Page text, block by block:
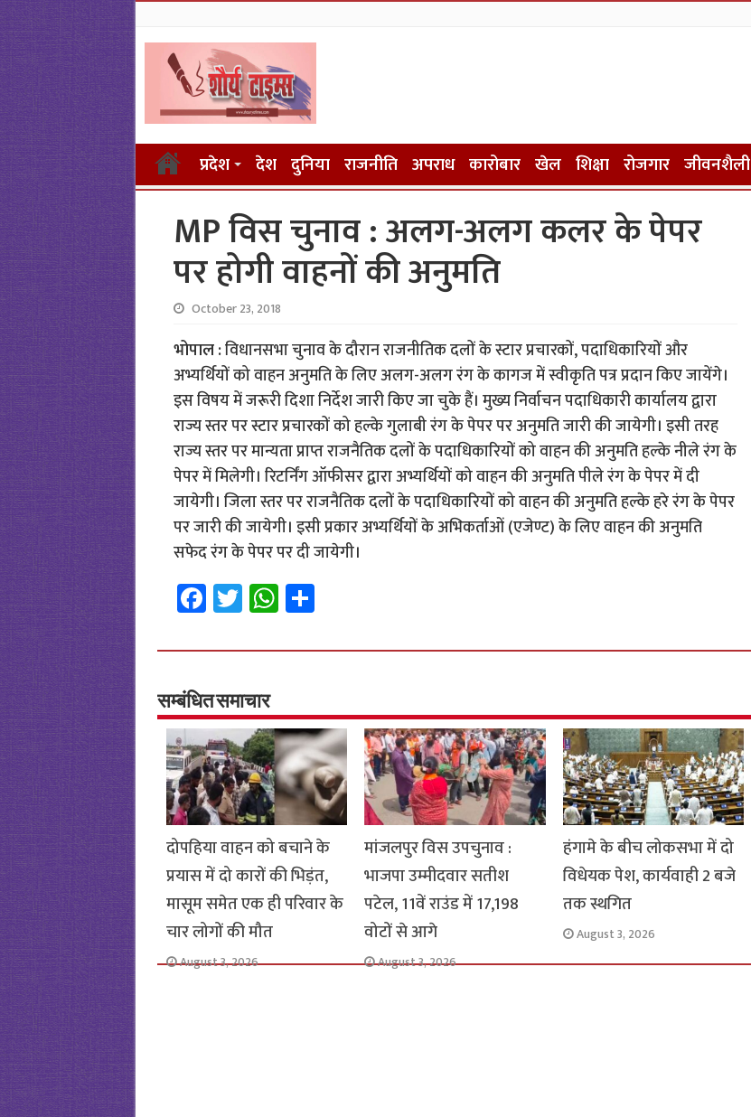
प्रदेश देश दुनिया राजनीति अपराध कारोबार खेल शिक्षा रोजगार जीवनशैली
MP विस चुनाव : अलग-अलग कलर के पेपर
पर होगी वाहनों की अनुमति
October 23, 2018
भोपाल :विधानसभा चुनाव के दौरान राजनीतिक दलों के स्टार प्रचारकों, पदाधिकारियों और
अभ्यर्थियों को वाहन अनुमति के लिए अलग-अलग रंग के कागज में स्वीकृति पत्र प्रदान किए जायेंगे।
इस विषय में जरूरी दिशा निर्देश जारी किए जा चुके हैं। मुख्य निर्वाचन पदाधिकारी कार्यालय द्वारा
राज्य स्तर पर स्टार प्रचारकों को हल्के गुलाबी रंग के पेपर पर अनुमति जारी की जायेगी। इसी तरह
राज्य स्तर पर मान्यता प्राप्त राजनैतिक दलों के पदाधिकारियों को वाहन की अनुमति हल्के नीले रंग के
पेपर में मिलेगी। रिटर्निंग ऑफीसर द्वारा अभ्यर्थियों को वाहन की अनुमति पीले रंग के पेपर में दी
जायेगी। जिला स्तर पर राजनैतिक दलों के पदाधिकारियों को वाहन की अनुमति हल्के हरे रंग के पेपर
पर जारी की जायेगी। इसी प्रकार अभ्यर्थियों के अभिकर्ताओं (एजेण्ट) के लिए वाहन की अनुमति
सफेद रंग के पेपर पर दी जायेगी।
Fa
ce
b
o
o
k
T
wi
tt
er
W
h
at
p
p
S
h
ar
सम्बंधित समाचार
दोपहिया वाहन को बचाने के
प्रयास में दो कारों की भिड़ंत,
मासूम समेत एक ही परिवार के
चार लोगों की मौत
August 3, 2026
मांजलपुर विस उपचुनाव :
भाजपा उम्मीदवार सतीश
पटेल, 11वें राउंड में 17,198
वोटों से आगे
August 3, 2026
हंगामे के बीच लोकसभा में दो
विधेयक पेश, कार्यवाही 2 बजे
तक स्थगित
August 3, 2026